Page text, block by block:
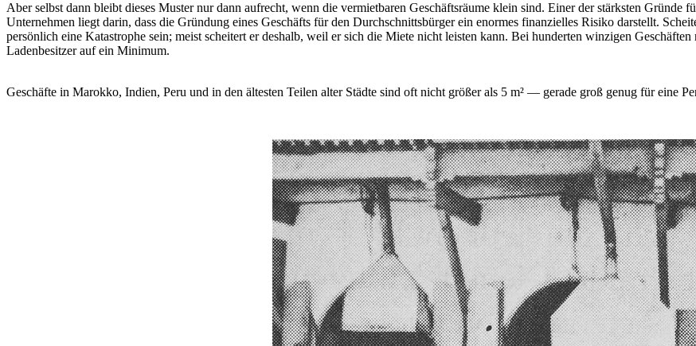
Aber selbst dann bleibt dieses Muster nur dann aufrecht, wenn die vermietbaren Geschäftsräume klein sind. Einer der stärksten Gründe
Unternehmen liegt darin, dass die Gründung eines Geschäfts für den Durchschnittsbürger ein enormes finanzielles Risiko darstellt.
persönlich eine Katastrophe sein; meist scheitert er deshalb, weil er sich die Miete nicht leisten kann. Bei hunderten winzigen
Ladenbesitzer auf ein Minimum.
Geschäfte in Marokko, Indien, Peru und in den ältesten Teilen alter Städte sind oft nicht größer als 5 m² — gerade groß genug für eine